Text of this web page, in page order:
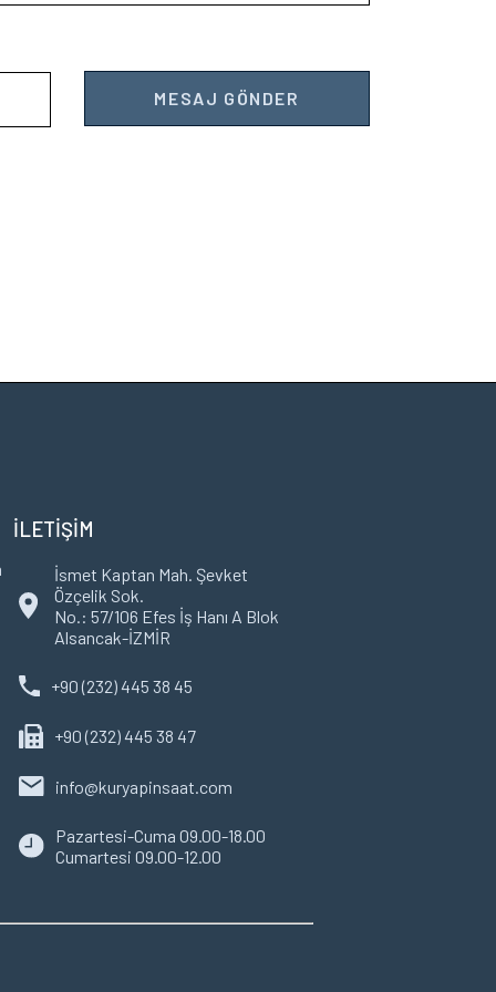
İLETİŞİM
İsmet Kaptan Mah. Şevket
Özçelik Sok.
No.: 57/106 Efes İş Hanı A Blok
Alsancak-İZMİR
+90 (232) 445 38 45
+90 (232) 445 38 47
info@kuryapinsaat.com
Pazartesi-Cuma 09.00-18.00
Cumartesi 09.00-12.00